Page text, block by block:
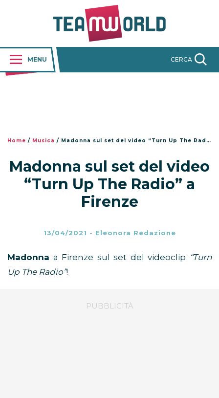
MENU CERCA
Home / Musica / Madonna sul set del video “Turn Up The Radio” a Firenze
Madonna sul set del video
“Turn Up The Radio” a
Firenze
13/04/2021 - Eleonora Redazione
Madonna a Firenze sul set del videoclip “Turn
Up The Radio”!